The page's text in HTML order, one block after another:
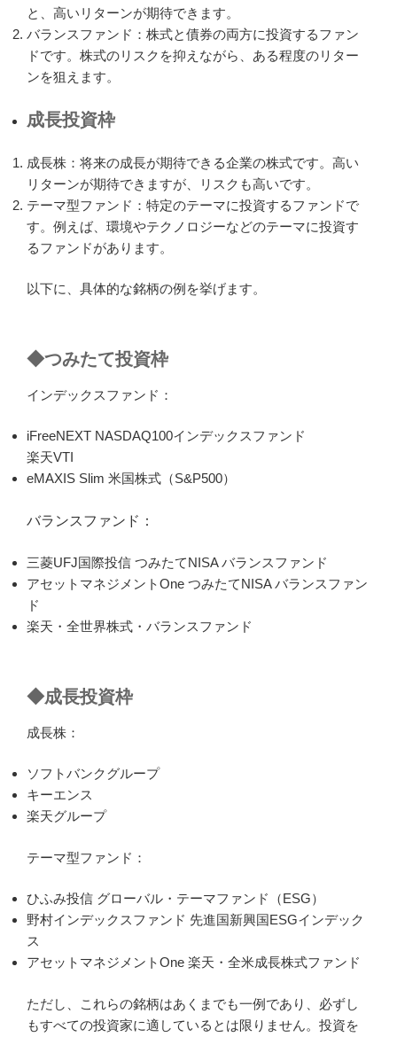
と、高いリターンが期待できます。
バランスファンド：株式と債券の両方に投資するファン
ドです。株式のリスクを抑えながら、ある程度のリター
ンを狙えます。
成長投資枠
成長株：将来の成長が期待できる企業の株式です。高い
リターンが期待できますが、リスクも高いです。
テーマ型ファンド：特定のテーマに投資するファンドで
す。例えば、環境やテクノロジーなどのテーマに投資す
るファンドがあります。
以下に、具体的な銘柄の例を挙げます。
◆つみたて投資枠
インデックスファンド：
iFreeNEXT NASDAQ100インデックスファンド
楽天VTI
eMAXIS Slim 米国株式（S&P500）
バランスファンド：
三菱UFJ国際投信 つみたてNISA バランスファンド
アセットマネジメントOne つみたてNISA バランスファン
ド
楽天・全世界株式・バランスファンド
◆成長投資枠
成長株：
ソフトバンクグループ
キーエンス
楽天グループ
テーマ型ファンド：
ひふみ投信 グローバル・テーマファンド（ESG）
野村インデックスファンド 先進国新興国ESGインデック
ス
アセットマネジメントOne 楽天・全米成長株式ファンド
ただし、これらの銘柄はあくまでも一例であり、必ずし
もすべての投資家に適しているとは限りません。投資を